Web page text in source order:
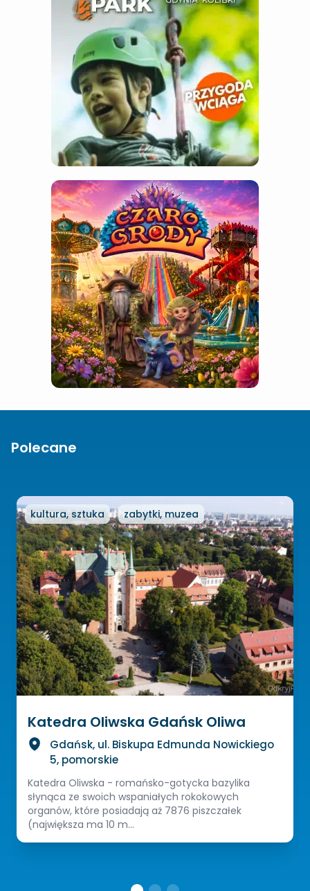
Polecane
kultura, sztuka zabytki, muzea
Katedra Oliwska Gdańsk Oliwa
Gdańsk, ul. Biskupa Edmunda Nowickiego
5, pomorskie
Katedra Oliwska - romańsko-gotycka bazylika
słynąca ze swoich wspaniałych rokokowych
organów, które posiadają aż 7876 piszczałek
(największa ma 10 m...